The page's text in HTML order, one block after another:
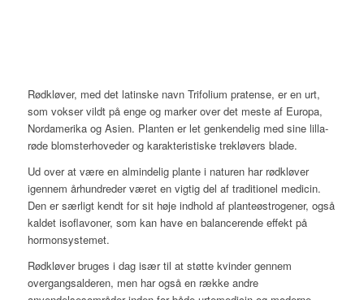
Rødkløver, med det latinske navn Trifolium pratense, er en urt,
som vokser vildt på enge og marker over det meste af Europa,
Nordamerika og Asien. Planten er let genkendelig med sine lilla-
røde blomsterhoveder og karakteristiske trekløvers blade.
Ud over at være en almindelig plante i naturen har rødkløver
igennem århundreder været en vigtig del af traditionel medicin.
Den er særligt kendt for sit høje indhold af planteøstrogener, også
kaldet isoflavoner, som kan have en balancerende effekt på
hormonsystemet.
Rødkløver bruges i dag især til at støtte kvinder gennem
overgangsalderen, men har også en række andre